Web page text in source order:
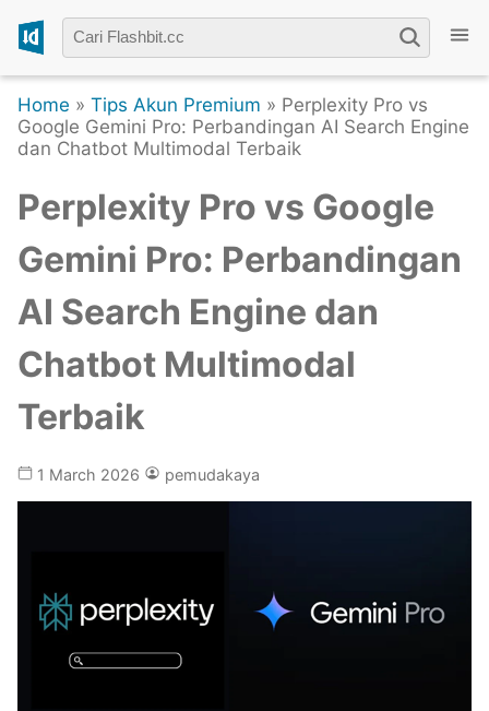
Home » Tips Akun Premium » Perplexity Pro vs
Google Gemini Pro: Perbandingan AI Search Engine
dan Chatbot Multimodal Terbaik
Perplexity Pro vs Google
Gemini Pro: Perbandingan
AI Search Engine dan
Chatbot Multimodal
Terbaik
1 March 2026 pemudakaya